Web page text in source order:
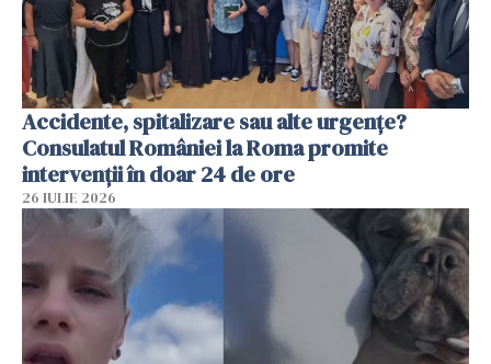
Accidente, spitalizare sau alte urgențe?
Consulatul României la Roma promite
intervenții în doar 24 de ore
26 IULIE 2026